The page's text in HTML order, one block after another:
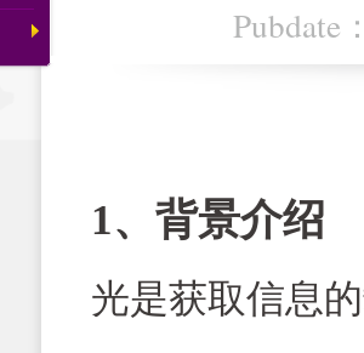
Pubdate
1、背景介绍
光是获取信息